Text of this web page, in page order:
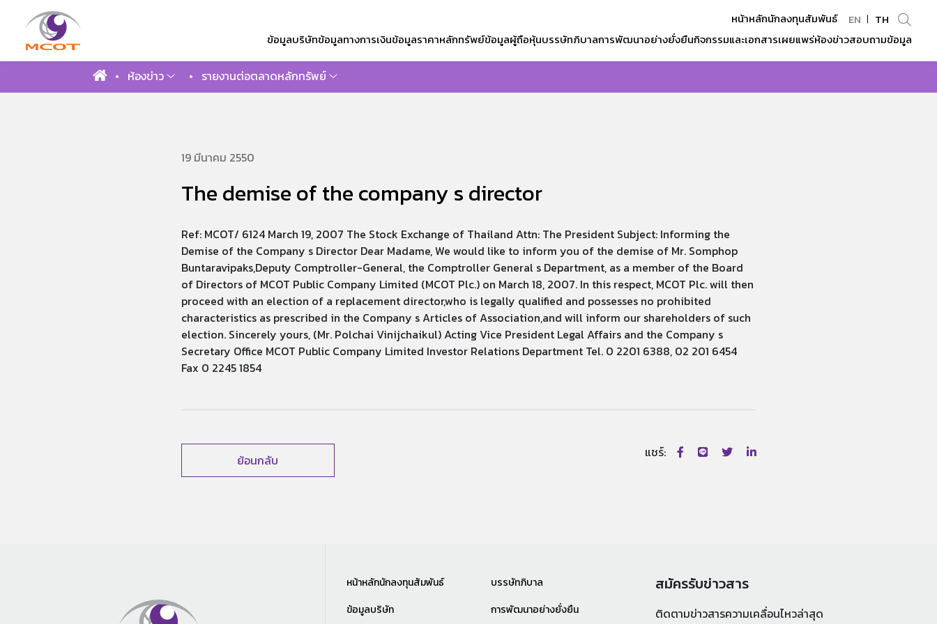
หน้าหลักนักลงทุนสัมพันธ์ EN TH
ค้นหาในเว็บไซต์
ข้อมูลบริษัทข้อมูลทางการเงินข้อมูลราคาหลักทรัพย์ข้อมูลผู้ถือหุ้นบรรษัทภิบาลการพัฒนาอย่างยั่งยืนกิจกรรมและเอกสารเผยแพร่ห้องข่าวสอบถามข้อมูล
ห้องข่าว รายงานต่อตลาดหลักทรัพย์
19 มีนาคม 2550
The demise of the company s director
Ref: MCOT/ 6124 March 19, 2007 The Stock Exchange of Thailand Attn: The President Subject: Informing the
Demise of the Company s Director Dear Madame, We would like to inform you of the demise of Mr. Somphop
Buntaravipaks,Deputy Comptroller-General, the Comptroller General s Department, as a member of the Board
of Directors of MCOT Public Company Limited (MCOT Plc.) on March 18, 2007. In this respect, MCOT Plc. will then
proceed with an election of a replacement director,who is legally qualified and possesses no prohibited
characteristics as prescribed in the Company s Articles of Association,and will inform our shareholders of such
election. Sincerely yours, (Mr. Polchai Vinijchaikul) Acting Vice President Legal Affairs and the Company s
Secretary Office MCOT Public Company Limited Investor Relations Department Tel. 0 2201 6388, 02 201 6454
Fax 0 2245 1854
แชร์:
ย้อนกลับ
หน้าหลักนักลงทุนสัมพันธ์
ข้อมูลบริษัท
บรรษัทภิบาล
การพัฒนาอย่างยั่งยืน
สมัครรับข่าวสาร
ติดตามข่าวสารความเคลื่อนไหวล่าสุด